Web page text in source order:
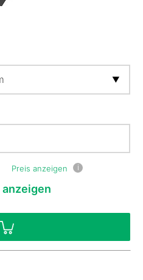
Preis anzeigen i
anzeigen